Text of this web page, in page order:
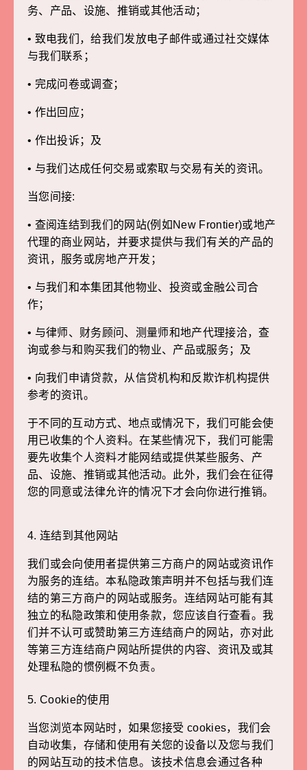
务、产品、设施、推销或其他活动；
• 致电我们，给我们发放电子邮件或通过社交媒体
与我们联系；
• 完成问卷或调查；
• 作出回应；
• 作出投诉；及
• 与我们达成任何交易或索取与交易有关的资讯。
当您间接:
• 查阅连结到我们的网站(例如New Frontier)或地产
代理的商业网站，并要求提供与我们有关的产品的
资讯，服务或房地产开发；
• 与我们和本集团其他物业、投资或金融公司合
作；
• 与律师、财务顾问、测量师和地产代理接洽，查
询或参与和购买我们的物业、产品或服务；及
• 向我们申请贷款，从信贷机构和反欺诈机构提供
参考的资讯。
于不同的互动方式、地点或情况下，我们可能会使
用已收集的个人资料。在某些情况下，我们可能需
要先收集个人资料才能网结或提供某些服务、产
品、设施、推销或其他活动。此外，我们会在征得
您的同意或法律允许的情况下才会向你进行推销。
4. 连结到其他网站
我们或会向使用者提供第三方商户的网站或资讯作
为服务的连结。本私隐政策声明并不包括与我们连
结的第三方商户的网站或服务。连结网站可能有其
独立的私隐政策和使用条款，您应该自行查看。我
们并不认可或赞助第三方连结商户的网站，亦对此
等第三方连结商户网站所提供的内容、资讯及或其
处理私隐的惯例概不负责。
5. Cookie的使用
当您浏览本网站时，如果您接受 cookies，我们会
自动收集，存储和使用有关您的设备以及您与我们
的网站互动的技术信息。该技术信息会通过各种